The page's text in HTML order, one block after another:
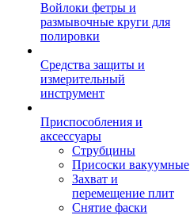
Войлоки фетры и
размывочные круги для
полировки
Средства защиты и
измерительный
инструмент
Приспособления и
аксессуары
Струбцины
Присоски вакуумные
Захват и
перемещение плит
Снятие фаски